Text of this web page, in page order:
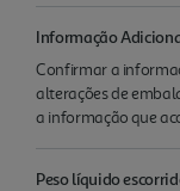
Informação
Confirmar a
alterações de
a informação que
Peso líquido